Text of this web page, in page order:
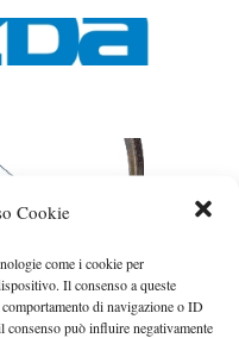
Cookie
come i cookie per
Il consenso a queste
di navigazione o ID
può influire negativamente